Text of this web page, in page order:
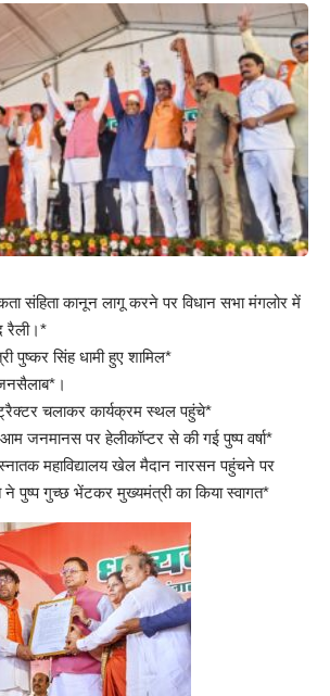
संहिता कानून लागू करने पर विधान सभा मंगलोर में
रैली।*
पुष्कर सिंह धामी हुए शामिल*
चलाकर कार्यक्रम स्थल पहुंचे*
जनमानस पर हेलीकॉप्टर से की गई पुष्प वर्षा*
महाविद्यालय खेल मैदान नारसन पहुंचने पर
ने पुष्प गुच्छ भेंटकर मुख्यमंत्री का किया स्वागत*